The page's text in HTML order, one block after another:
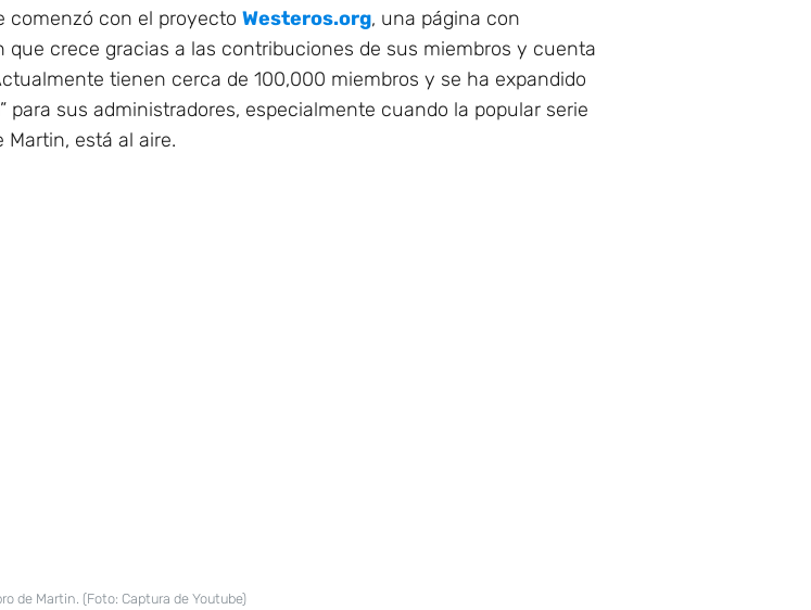
comenzó con el proyecto Westeros.org, una página con
que crece gracias a las contribuciones de sus miembros y cuenta
tienen cerca de 100,000 miembros y se ha expandido
para sus administradores, especialmente cuando la popular serie
Martin, está al aire.
de Martin. (Foto: Captura de Youtube)